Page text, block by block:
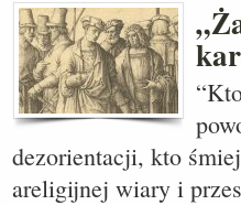
dezorientacji, kto
areligijnej wiary i